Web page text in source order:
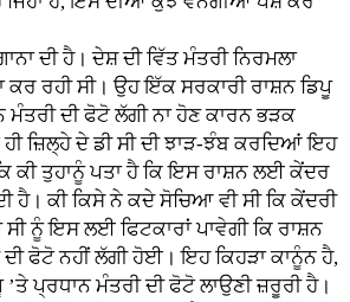
ਦੀ ਹੈ। ਦੇਸ਼ ਦੀ ਵਿੱਤ ਮੰਤਰੀ ਨਿਰਮਲਾ
ਕਰ ਰਹੀ ਸੀ। ਉਹ ਇੱਕ ਸਰਕਾਰੀ ਰਾਸ਼ਨ ਡਿਪੂ
ਦੀ ਫੋਟੋ ਲੱਗੀ ਨਾ ਹੋਣ ਕਾਰਨ ਭੜਕ
ਜ਼ਿਲ੍ਹੇ ਦੇ ਡੀ ਸੀ ਦੀ ਝਾੜ-ਝੰਬ ਕਰਦਿਆਂ ਇਹ
ਕੀ ਤੁਹਾਨੂੰ ਪਤਾ ਹੈ ਕਿ ਇਸ ਰਾਸ਼ਨ ਲਈ ਕੇਂਦਰ
ਹੈ। ਕੀ ਕਿਸੇ ਨੇ ਕਦੇ ਸੋਚਿਆ ਵੀ ਸੀ ਕਿ ਕੇਂਦਰੀ
ਸੀ ਨੂੰ ਇਸ ਲਈ ਫਿਟਕਾਰਾਂ ਪਾਵੇਗੀ ਕਿ ਰਾਸ਼ਨ
ਦੀ ਫੋਟੋ ਨਹੀਂ ਲੱਗੀ ਹੋਈ। ਇਹ ਕਿਹੜਾ ਕਾਨੂੰਨ ਹੈ,
ਪ੍ਰਧਾਨ ਮੰਤਰੀ ਦੀ ਫੋਟੋ ਲਾਉਣੀ ਜ਼ਰੂਰੀ ਹੈ।